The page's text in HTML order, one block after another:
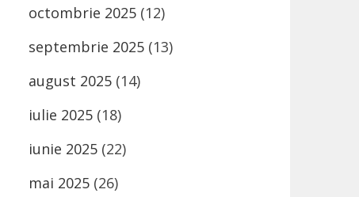
octombrie 2025 (12)
septembrie 2025 (13)
august 2025 (14)
iulie 2025 (18)
iunie 2025 (22)
mai 2025 (26)